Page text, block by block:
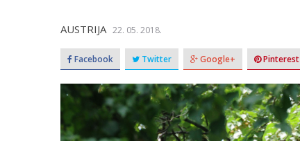
AUSTRIJA 22. 05. 2018.
Facebook Twitter Google+ Pinterest